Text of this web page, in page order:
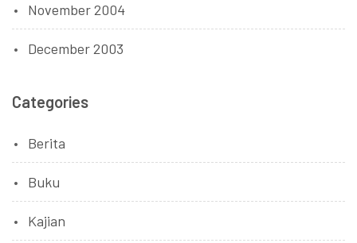
November 2004
December 2003
Categories
Berita
Buku
Kajian